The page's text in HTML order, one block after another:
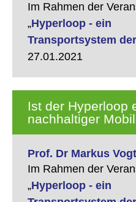
Im Rahmen der
„Hyperloop - ein
Transportsystem
27.01.2021
Ist der Hyperloop
nachhaltiger
Prof. Dr Markus Vogt
Im Rahmen der
„Hyperloop - ein